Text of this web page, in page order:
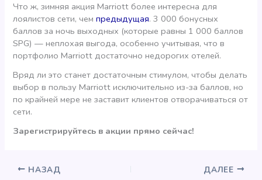
Что ж, зимняя акция Marriott более интересна для
лоялистов сети, чемпредыдущая. 3 000 бонусных
баллов за ночь выходных (которые равны 1 000 баллов
SPG) — неплохая выгода, особенно учитывая, что в
портфолио Marriott достаточно недорогих отелей.
Вряд ли это станет достаточным стимулом, чтобы делать
выбор в пользу Marriott исключительно из-за баллов, но
по крайней мере не заставит клиентов отворачиваться от
сети.
Зарегистрируйтесь в акции прямо сейчас!
НАЗАД ДАЛЕЕ